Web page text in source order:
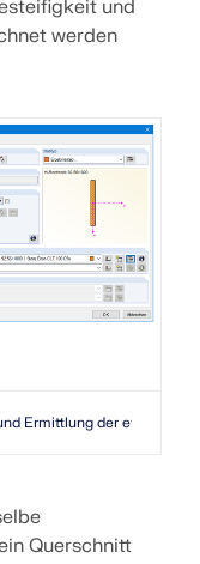
und
werden
Ermittlung der effektiven
Querschnitt